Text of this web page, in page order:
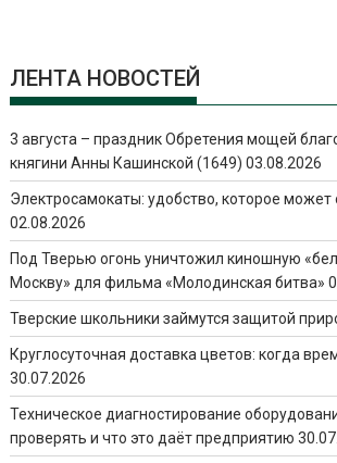
ЛЕНТА НОВОСТЕЙ
3 августа – праздник Обретения мощей
княгини Анны Кашинской (1649) 03.08.2026
Электросамокаты: удобство, которое может
02.08.2026
Под Тверью огонь уничтожил киношную
Москву» для фильма «Молодинская битва»
Тверские школьники займутся защитой
Круглосуточная доставка цветов: когда
30.07.2026
Техническое диагностирование
проверять и что это даёт предприятию